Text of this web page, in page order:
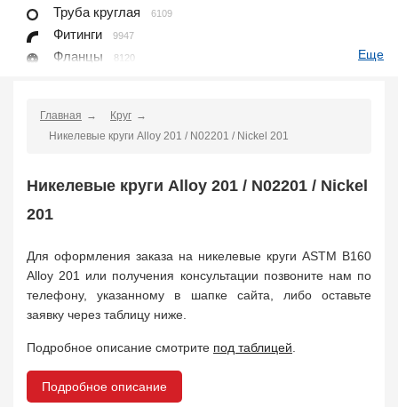
Труба круглая 6109
Фитинги 9947
Фланцы 8120
Круг 1404
Поковка 35
Заказать в 1 клик
Еще
Главная
Круг
Никелевые круги Alloy 201 / N02201 / Nickel 201
Никелевые круги Alloy 201 / N02201 / Nickel
201
Для оформления заказа на никелевые круги ASTM B160
Alloy 201 или получения консультации позвоните нам по
телефону, указанному в шапке сайта, либо оставьте
заявку через таблицу ниже.
Подробное описание смотрите под таблицей
Подробное описание